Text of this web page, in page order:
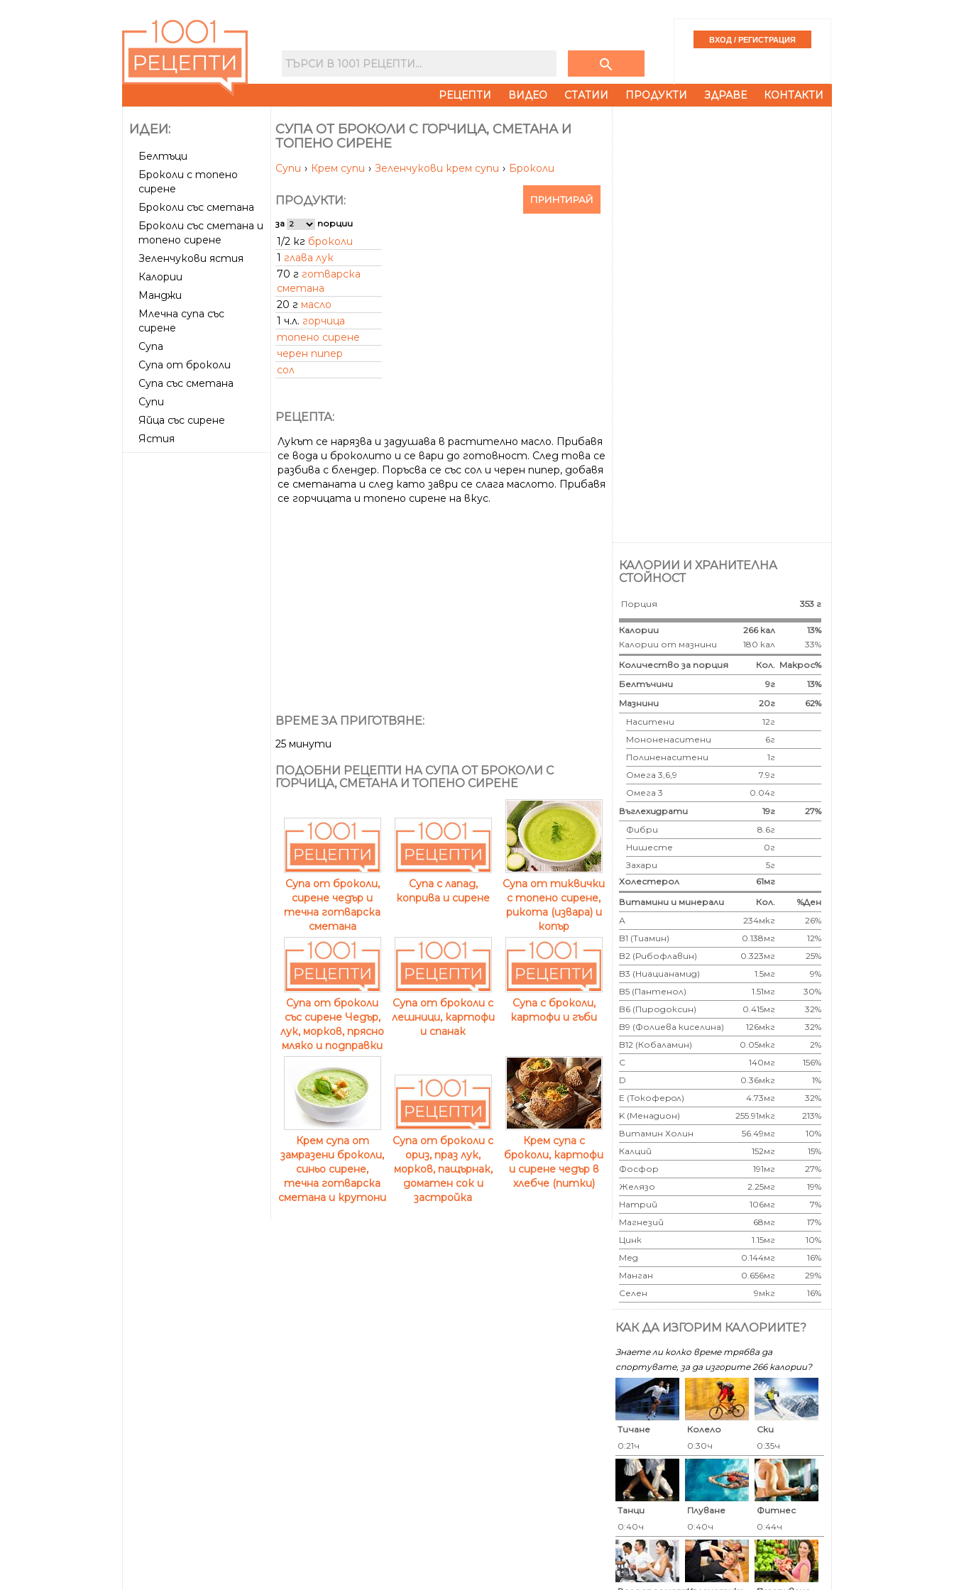
search
РЕЦЕПТИ ВИДЕО СТАТИИ ПРОДУКТИ ЗДРАВЕ КОНТАКТИ
ИДЕИ:
Белтъци
Броколи с топено
сирене
Броколи със сметана
Броколи със сметана и
топено сирене
Зеленчукови ястия
Калории
Манджи
Млечна супа със
сирене
Супа
Супа от броколи
Супа със сметана
Супи
Яйца със сирене
Ястия
СУПА ОТ БРОКОЛИ С ГОРЧИЦА, СМЕТАНА И
ТОПЕНО СИРЕНЕ
Супи › Крем супи › Зеленчукови крем супи › Броколи
ПРИНТИРАЙ
ПРОДУКТИ:
за порции
1/2 кг броколи
1 глава лук
70 г готварска
сметана
20 г масло
1 ч.л. горчица
топено сирене
черен пипер
сол
РЕЦЕПТА:
Лукът се нарязва и задушава в растително масло. Прибавя
се вода и броколито и се вари до готовност. След това се
разбива с блендер. Поръсва се със сол и черен пипер, добавя
се сметаната и след като заври се слага маслото. Прибавя
се горчицата и топено сирене на вкус.
ВРЕМЕ ЗА ПРИГОТВЯНЕ:
25 минути
ПОДОБНИ РЕЦЕПТИ НА СУПА ОТ БРОКОЛИ С
ГОРЧИЦА, СМЕТАНА И ТОПЕНО СИРЕНЕ
Супа от броколи,
сирене чедър и
течна готварска
сметана
Супа с лапад,
коприва и сирене
Супа от тиквички
с топено сирене,
рикота (извара) и
копър
Супа от броколи
със сирене Чедър,
лук, морков, прясно
мляко и подправки
Супа от броколи с
лешници, картофи
и спанак
Супа с броколи,
картофи и гъби
Крем супа от
замразени броколи,
синьо сирене,
течна готварска
сметана и крутони
Супа от броколи с
ориз, праз лук,
морков, пащърнак,
доматен сок и
застройка
Крем супа с
броколи, картофи
и сирене чедър в
хлебче (питки)
КАЛОРИИ И ХРАНИТЕЛНА
СТОЙНОСТ
Порция 353 г
Калории 266кал
13%
Калории от мазнини
180 кал
33%
Количество за порция
Кол. Макрос%
Белтъчини
9г
13%
Мазнини
20г
62%
Наситени
12г
Мононенаситени
6г
Полиненаситени
1г
Омега 3,6,9
7.9г
Омега 3
0.04г
Въглехидрати
19г
27%
Фибри
8.6г
Нишесте
0г
Захари
5г
Холестерол
61мг
Витамини и минерали
Кол.
%Ден
А
234мкг
26%
B1 (Тиамин)
0.138мг
12%
B2 (Рибофлавин)
0.323мг
25%
B3 (Ниацианамид)
1.5мг
9%
B5 (Пантенол)
1.51мг
30%
B6 (Пиродоксин)
0.415мг
32%
B9 (Фолиева киселина)
126мкг
32%
B12 (Кобаламин)
0.05мкг
2%
C
140мг
156%
D
0.36мкг
1%
E (Токоферoл)
4.73мг
32%
K (Менадион)
255.91мкг
213%
Витамин Холин
56.49мг
10%
Калций
152мг
15%
Фосфор
191мг
27%
Желязо
2.25мг
19%
Натрий
106мг
7%
Магнезий
68мг
17%
Цинк
1.15мг
10%
Мед
0.144мг
16%
Манган
0.656мг
29%
Селен
9мкг 16%
КАК ДА ИЗГОРИМ КАЛОРИИТЕ?
Знаете ли колко време трябва да
спортувате, за да изгорите 266 калoрии?
Тичане
0:21ч
Колело
0:30ч
Ски
0:35ч
Танци
0:40ч
Плуване
0:40ч
Фитнес
0:44ч